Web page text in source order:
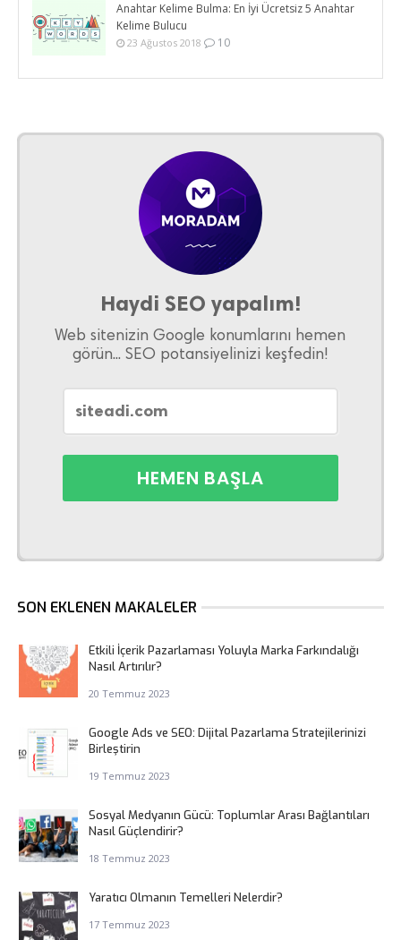
Anahtar Kelime Bulma: En İyi Ücretsiz 5 Anahtar
Kelime Bulucu
23 Ağustos 2018 10
Haydi SEO yapalım!
Web sitenizin Google konumlarını hemen
görün... SEO potansiyelinizi keşfedin!
SON EKLENEN MAKALELER
Etkili İçerik Pazarlaması Yoluyla Marka Farkındalığı
Nasıl Artırılır?
20 Temmuz 2023
Google Ads ve SEO: Dijital Pazarlama Stratejilerinizi
Birleştirin
19 Temmuz 2023
Sosyal Medyanın Gücü: Toplumlar Arası Bağlantıları
Nasıl Güçlendirir?
18 Temmuz 2023
Yaratıcı Olmanın Temelleri Nelerdir?
17 Temmuz 2023